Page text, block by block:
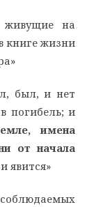
на
книге жизни
был, и нет
погибель; и
имена
от начала
явится»